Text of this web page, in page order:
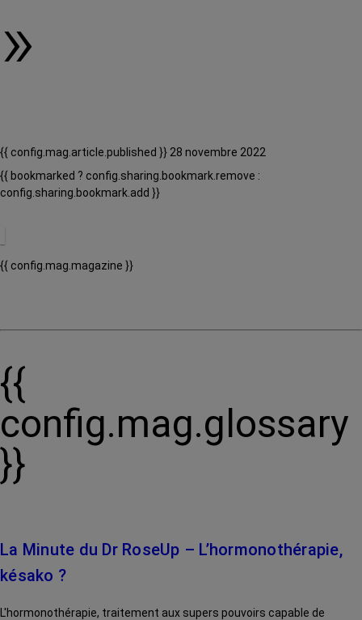
»
{{ config.mag.article.published }} 28 novembre 2022
{{ bookmarked ? config.sharing.bookmark.remove :
config.sharing.bookmark.add }}
{{ config.mag.magazine }}
{{
config.mag.glossary
}}
La Minute du Dr RoseUp – L’hormonothérapie,
késako ?
L'hormonothérapie, traitement aux supers pouvoirs capable de